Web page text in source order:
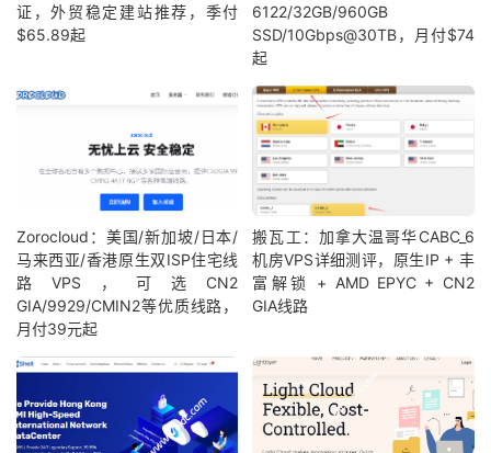
证，外贸稳定建站推荐，季付
$65.89起
6122/32GB/960GB
SSD/10Gbps@30TB，月付$74
起
Zorocloud：美国/新加坡/日本/
马来西亚/香港原生双ISP住宅线
路VPS，可选CN2
GIA/9929/CMIN2等优质线路，
月付39元起
搬瓦工：加拿大温哥华CABC_6
机房VPS详细测评，原生IP + 丰
富解锁 + AMD EPYC + CN2
GIA线路